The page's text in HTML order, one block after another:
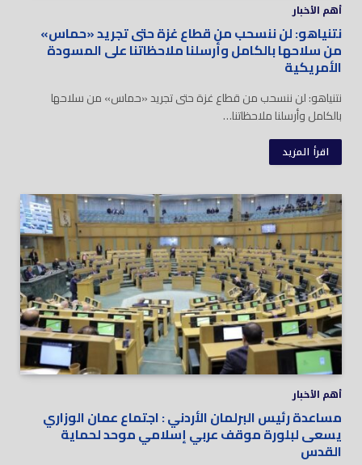
أهم الأخبار
نتنياهو: لن ننسحب من قطاع غزة حتى تجريد «حماس»
من سلاحها بالكامل وأرسلنا ملاحظاتنا على المسودة
الأمريكية
نتنياهو: لن ننسحب من قطاع غزة حتى تجريد «حماس» من سلاحها
بالكامل وأرسلنا ملاحظاتنا…
اقرأ المزيد
أهم الأخبار
مساعدة رئيس البرلمان الأردني : اجتماع عمان الوزاري
يسعى لبلورة موقف عربي إسلامي موحد لحماية
القدس